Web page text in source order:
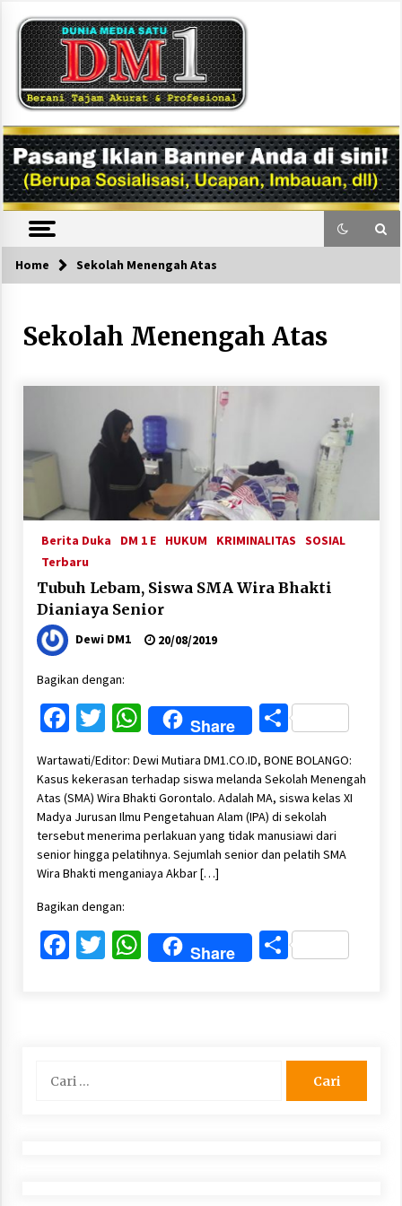
content
DM1
Home Sekolah Menengah Atas
Sekolah Menengah Atas
Berita Duka DM 1 E HUKUM KRIMINALITAS
SOSIAL
Terbaru
Tubuh Lebam, Siswa SMA Wira Bhakti
Dianiaya Senior
Dewi DM1 20/08/2019
Bagikan dengan:
Facebook
Twitter
WhatsApp
Share Share
Wartawati/Editor: Dewi Mutiara DM1.CO.ID, BONE BOLANGO:
Kasus kekerasan terhadap siswa melanda Sekolah Menengah
Atas (SMA) Wira Bhakti Gorontalo. Adalah MA, siswa kelas XI
Madya Jurusan Ilmu Pengetahuan Alam (IPA) di sekolah
tersebut menerima perlakuan yang tidak manusiawi dari
senior hingga pelatihnya. Sejumlah senior dan pelatih SMA
Wira Bhakti menganiaya Akbar […]
Bagikan dengan:
Facebook
Twitter
WhatsApp
Share Share
untuk: